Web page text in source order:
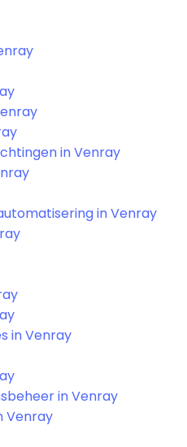
in Venray
in Venray
in Venray
in Venray
Venray